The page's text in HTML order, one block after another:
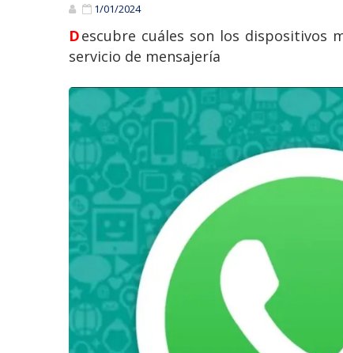
1/01/2024
Descubre cuáles son los dispositivos móviles que a partir del día de hoy, 1° de enero de 2024, dejarán de contar con el
servicio de mensajería